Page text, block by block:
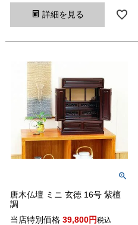
詳細を見る
唐木仏壇 ミニ 玄徳 16号 紫檀
調
当店特別価格 39,800 税込